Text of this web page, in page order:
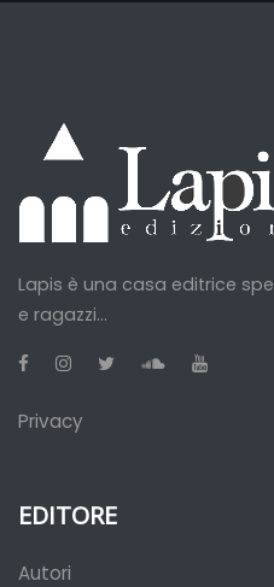
Lapis è una casa editrice
e ragazzi...
Privacy
EDITORE
Autori